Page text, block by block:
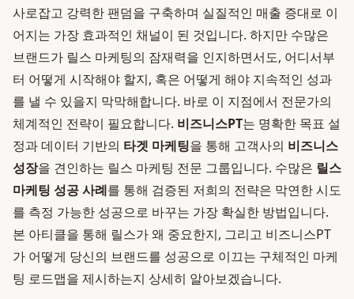
사로잡고 강력한 팬덤을 구축하며 실질적인 매출 증대로 이
어지는 가장 효과적인 채널이 된 것입니다. 하지만 수많은
브랜드가 릴스 마케팅의 잠재력을 인지하면서도, 어디서부
터 어떻게 시작해야 할지, 혹은 어떻게 해야 지속적인 성과
를 낼 수 있을지 막막해합니다. 바로 이 지점에서 전문가의
체계적인 전략이 필요합니다. 비즈니스PT는 명확한 목표 설
정과 데이터 기반의 타겟 마케팅을 통해 고객사의 비즈니스
성장을 견인하는 릴스 마케팅 전문 그룹입니다. 수많은 릴스
마케팅 성공 사례를 통해 검증된 저희의 전략은 막연한 시도
를 측정 가능한 성공으로 바꾸는 가장 확실한 방법입니다.
본 아티클을 통해 릴스가 왜 중요한지, 그리고 비즈니스PT
가 어떻게 당신의 브랜드를 성공으로 이끄는 구체적인 마케
팅 로드맵을 제시하는지 상세히 알아보겠습니다.